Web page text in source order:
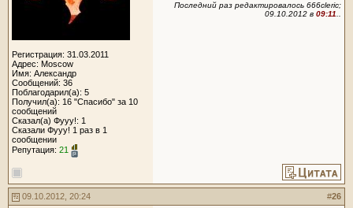
Регистрация: 31.03.2011
Адрес: Moscow
Имя: Александр
Сообщений: 36
Поблагодарил(а): 5
Получил(а): 16 "Спасибо" за 10
сообщений
Сказал(а) Фууу!: 1
Сказали Фууу! 1 раз в 1
сообщении
Репутация: 21
Последний раз редактировалось 666cleric;
09.10.2012 в 09:11
09.10.2012, 20:24 #26